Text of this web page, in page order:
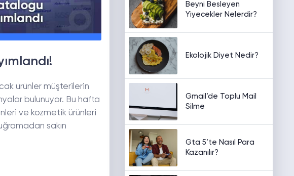
ürünler müşterilerin
bulunuyor. Bu hafta
ve kozmetik ürünleri
sakın
Beyni Besleyen
Yiyecekler Nelerdir?
Ekolojik Diyet Nedir?
Gmail’de Toplu Mail
Silme
Gta 5’te Nasıl Para
Kazanılır?